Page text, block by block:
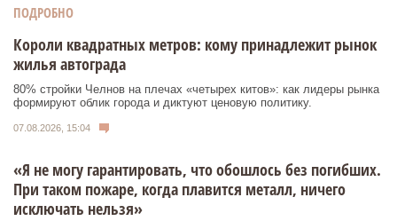
ПОДРОБНО
Короли квадратных метров: кому принадлежит рынок
жилья автограда
80% стройки Челнов на плечах «четырех китов»: как лидеры рынка
формируют облик города и диктуют ценовую политику.
07.08.2026, 15:04
«Я не могу гарантировать, что обошлось без погибших.
При таком пожаре, когда плавится металл, ничего
исключать нельзя»